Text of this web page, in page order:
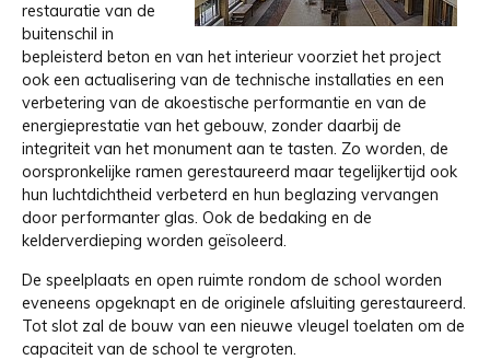
restauratie van de
buitenschil in
bepleisterd beton en van het interieur voorziet het project
ook een actualisering van de technische installaties en een
verbetering van de akoestische performantie en van de
energieprestatie van het gebouw, zonder daarbij de
integriteit van het monument aan te tasten. Zo worden, de
oorspronkelijke ramen gerestaureerd maar tegelijkertijd ook
hun luchtdichtheid verbeterd en hun beglazing vervangen
door performanter glas. Ook de bedaking en de
kelderverdieping worden geïsoleerd.
De speelplaats en open ruimte rondom de school worden
eveneens opgeknapt en de originele afsluiting gerestaureerd.
Tot slot zal de bouw van een nieuwe vleugel toelaten om de
capaciteit van de school te vergroten.